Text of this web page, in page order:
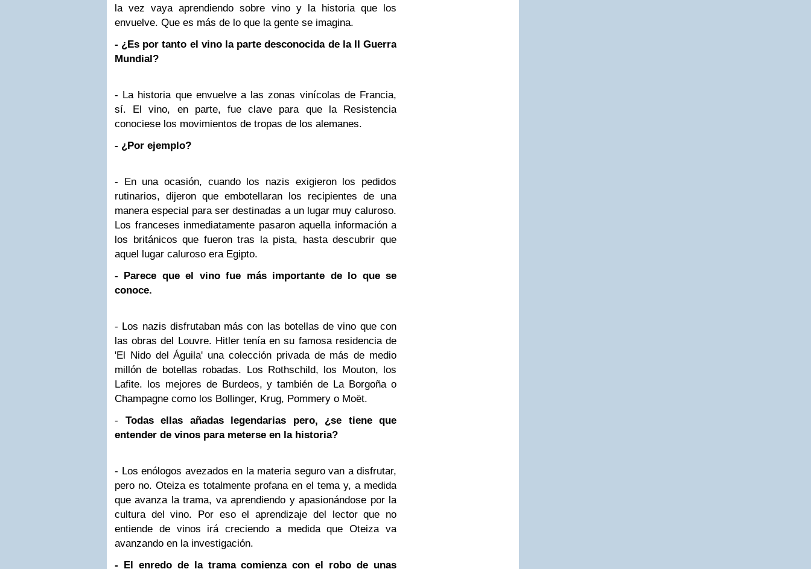
la vez vaya aprendiendo sobre vino y la historia que los
envuelve. Que es más de lo que la gente se imagina.
- ¿Es por tanto el vino la parte desconocida de la II Guerra
Mundial?
- La historia que envuelve a las zonas vinícolas de Francia,
sí. El vino, en parte, fue clave para que la Resistencia
conociese los movimientos de tropas de los alemanes.
- ¿Por ejemplo?
- En una ocasión, cuando los nazis exigieron los pedidos
rutinarios, dijeron que embotellaran los recipientes de una
manera especial para ser destinadas a un lugar muy caluroso.
Los franceses inmediatamente pasaron aquella información a
los británicos que fueron tras la pista, hasta descubrir que
aquel lugar caluroso era Egipto.
- Parece que el vino fue más importante de lo que se
conoce.
- Los nazis disfrutaban más con las botellas de vino que con
las obras del Louvre. Hitler tenía en su famosa residencia de
'El Nido del Águila' una colección privada de más de medio
millón de botellas robadas. Los Rothschild, los Mouton, los
Lafite. los mejores de Burdeos, y también de La Borgoña o
Champagne como los Bollinger, Krug, Pommery o Moët.
- Todas ellas añadas legendarias pero, ¿se tiene que
entender de vinos para meterse en la historia?
- Los enólogos avezados en la materia seguro van a disfrutar,
pero no. Oteiza es totalmente profana en el tema y, a medida
que avanza la trama, va aprendiendo y apasionándose por la
cultura del vino. Por eso el aprendizaje del lector que no
entiende de vinos irá creciendo a medida que Oteiza va
avanzando en la investigación.
- El enredo de la trama comienza con el robo de unas